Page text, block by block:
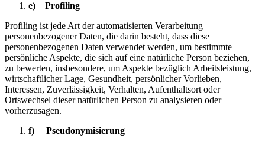
e) Profiling
Profiling ist jede Art der automatisierten Verarbeitung
personenbezogener Daten, die darin besteht, dass diese
personenbezogenen Daten verwendet werden, um bestimmte
persönliche Aspekte, die sich auf eine natürliche Person beziehen,
zu bewerten, insbesondere, um Aspekte bezüglich Arbeitsleistung,
wirtschaftlicher Lage, Gesundheit, persönlicher Vorlieben,
Interessen, Zuverlässigkeit, Verhalten, Aufenthaltsort oder
Ortswechsel dieser natürlichen Person zu analysieren oder
vorherzusagen.
f) Pseudonymisierung